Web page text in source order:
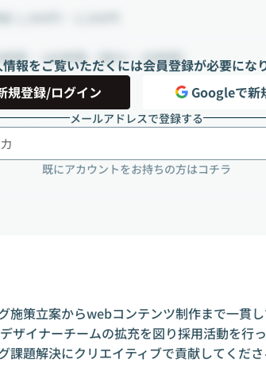
報をご覧いただくには会員登録が必要にな
規登録/ログイン
Googleで新
メールアドレスで登録する
既にアカウントをお持ちの方はコチラ
間 ~ 180時間（週20 ~ 45時間）
委託から正社員
リモート
施策立案からwebコンテンツ制作まで一貫
ザイナーチームの拡充を図り採用活動を行
課題解決にクリエイティブで貢献してくだ